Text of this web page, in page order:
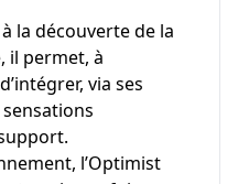
la découverte de la
il permet, à
via ses
l’Optimist